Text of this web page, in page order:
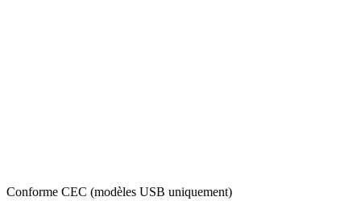
Conforme CEC (modèles USB uniquement)